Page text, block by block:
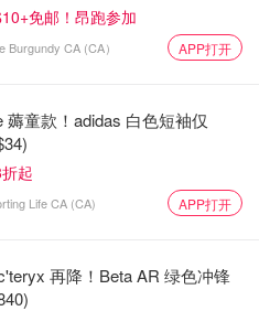
免邮！昂跑参加
Burgundy CA (CA） APP打开
薅童款！adidas 白色短袖仅
起
Life CA (CA) APP打开
再降！Beta AR 绿色冲锋